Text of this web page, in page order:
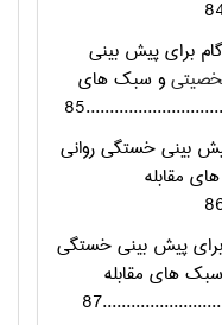
به گام برای پیش بینی
و سبک های
پیش بینی خستگی روانی
مقابله
برای پیش بینی خستگی
های مقابله